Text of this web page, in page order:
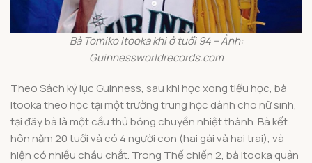
Bà Tomiko Itooka khi ở tuổi 94 – Ảnh:
Guinnessworldrecords.com
Theo Sách kỷ lục Guinness, sau khi học xong tiểu học, bà
Itooka theo học tại một trường trung học dành cho nữ sinh,
tại đây bà là một cầu thủ bóng chuyền nhiệt thành. Bà kết
hôn năm 20 tuổi và có 4 người con (hai gái và hai trai), và
hiện có nhiều cháu chắt. Trong Thế chiến 2, bà Itooka quản